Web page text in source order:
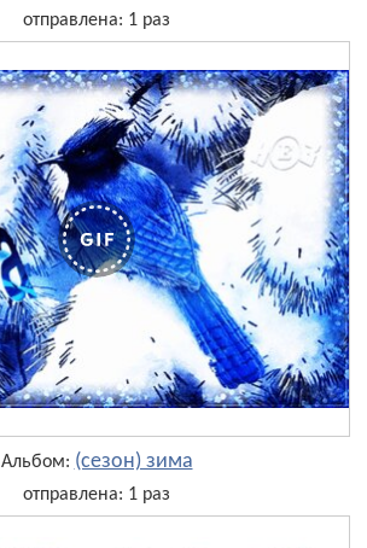
отправлена: 1 раз
Альбом: (сезон) зима
отправлена: 1 раз